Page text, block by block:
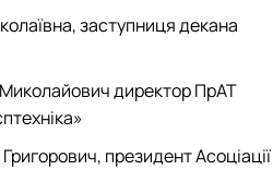
заступниця декана
директор ПрАТ
президент Асоціації